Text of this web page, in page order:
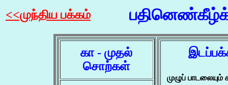
<<முந்திய பக்கம்
கா - முதல்
சொற்கள்
முழுப்